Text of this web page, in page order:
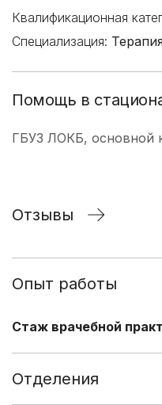
Квалификационная
Специализация:
Помощь в
ГБУЗ ЛОКБ, основной
Отзывы
Опыт работы
Стаж врачебной
Отделения